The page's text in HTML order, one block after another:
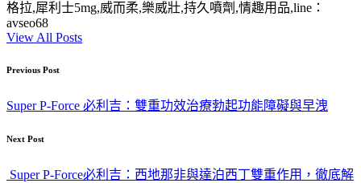
格拉,犀利士5mg,威而柔,樂威壯,持久噴劑,情趣用品,line：
avseo68
View All Posts
Post
navigation
Previous Post
Super P-Force 必利吉：雙重功效治療勃起功能障礙與早洩
Next Post
Super P-Force必利吉：西地那非與達泊西丁雙重作用，徹底解